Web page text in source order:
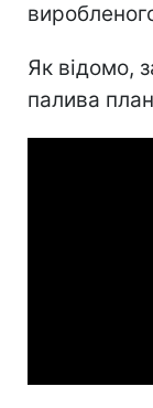
Як відомо,
палива